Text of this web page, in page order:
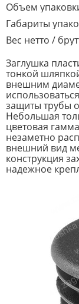
Объем
Габариты
Вес нетто /
Заглушка
тонкой
внешним
защиты трубы
Небольшая
цветовая
незаметно
внешний вид
конструкция
надежное